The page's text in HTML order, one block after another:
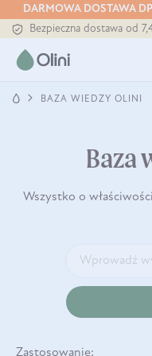
DARMOWA DOSTAWA
Bezpieczna dostawa od
Darmowa dostawa od 199
BAZA WIEDZY OLINI
Baza
Wszystko o
Zastosowanie: